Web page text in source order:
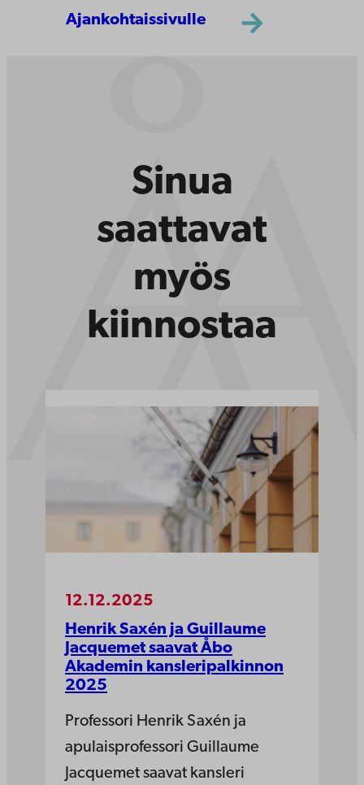
Ajankohtaissivulle
Sinua
saattavat
myös
kiinnostaa
12.12.2025
Henrik Saxén ja Guillaume
Jacquemet saavat Åbo
Akademin kansleripalkinnon
2025
Professori Henrik Saxén ja
apulaisprofessori Guillaume
Jacquemet saavat kansleri